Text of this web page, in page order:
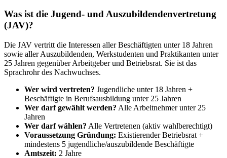
Was ist die Jugend- und Auszubildendenvertretung
(JAV)?
Die JAV vertritt die Interessen aller Beschäftigten unter 18 Jahren
sowie aller Auszubildenden, Werkstudenten und Praktikanten unter
25 Jahren gegenüber Arbeitgeber und Betriebsrat. Sie ist das
Sprachrohr des Nachwuchses.
Wer wird vertreten? Jugendliche unter 18 Jahren +
Beschäftigte in Berufsausbildung unter 25 Jahren
Wer darf gewählt werden? Alle Arbeitnehmer unter 25
Jahren
Wer darf wählen? Alle Vertretenen (aktiv wahlberechtigt)
Voraussetzung Gründung: Existierender Betriebsrat +
mindestens 5 jugendliche/auszubildende Beschäftigte
Amtszeit: 2 Jahre